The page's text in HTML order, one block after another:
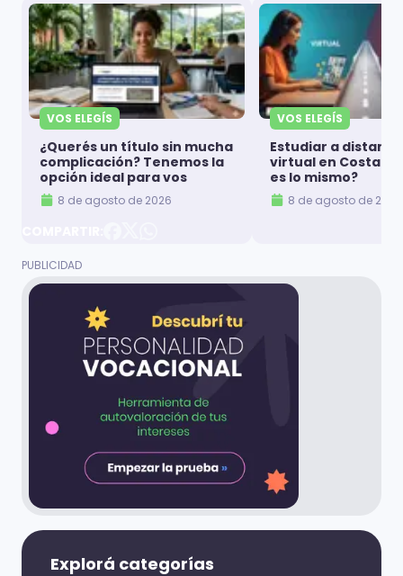
VOS ELEGÍS
¿Querés un título sin mucha
complicación? Tenemos la
opción ideal para vos
8 de agosto de 2026
VOS ELEGÍS
Estudiar a
virtual en Costa
es lo mismo?
8 de agosto de 2026
Explorá categorías